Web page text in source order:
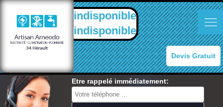
indisponible
indisponible
Devis Gratuit
Etre rappelé immédiatement: